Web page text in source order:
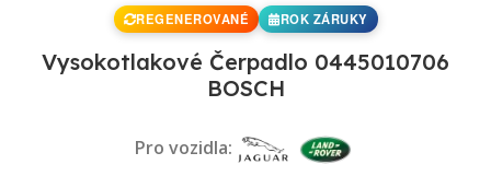
REGENEROVANÉ ROK ZÁRUKY
Vysokotlakové Čerpadlo 0445010706
BOSCH
Pro vozidla: